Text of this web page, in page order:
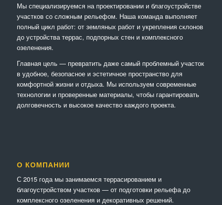
Мы специализируемся на проектировании и благоустройстве
участков со сложным рельефом. Наша команда выполняет
полный цикл работ: от земляных работ и укрепления склонов
до устройства террас, подпорных стен и комплексного
озеленения.
Главная цель — превратить даже самый проблемный участок
в удобное, безопасное и эстетичное пространство для
комфортной жизни и отдыха. Мы используем современные
технологии и проверенные материалы, чтобы гарантировать
долговечность и высокое качество каждого проекта.
О КОМПАНИИ
С 2015 года мы занимаемся террасированием и
благоустройством участков — от подготовки рельефа до
комплексного озеленения и декоративных решений.